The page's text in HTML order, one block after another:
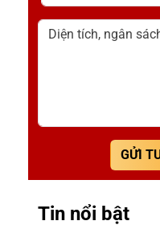
Diện tích, ngân
GỬI
Tin nổi bật